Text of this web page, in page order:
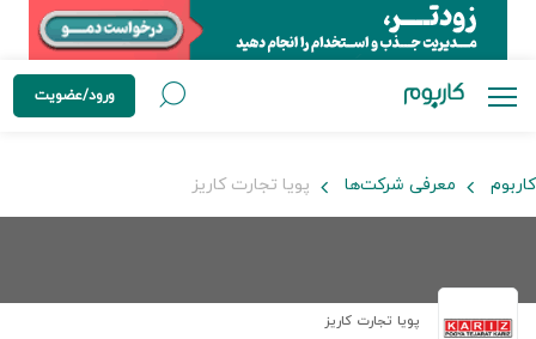
ورود/عضویت
کاربوم معرفی شرکت‌ها پویا تجارت کاریز
پویا تجارت کاریز